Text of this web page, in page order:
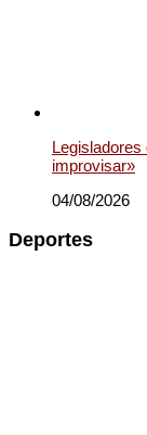
Legisladores
improvisar»
04/08/2026
Deportes